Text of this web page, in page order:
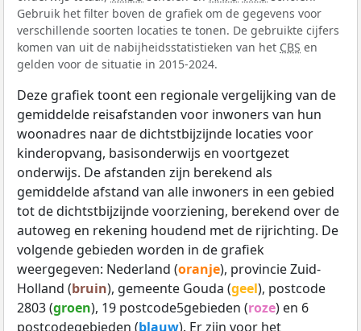
Gebruik het filter boven de grafiek om de gegevens voor
verschillende soorten locaties te tonen. De gebruikte cijfers
komen van uit de nabijheidsstatistieken van het CBS en
gelden voor de situatie in 2015-2024.
Deze grafiek toont een regionale vergelijking van de
gemiddelde reisafstanden voor inwoners van hun
woonadres naar de dichtstbijzijnde locaties voor
kinderopvang, basisonderwijs en voortgezet
onderwijs. De afstanden zijn berekend als
gemiddelde afstand van alle inwoners in een gebied
tot de dichtstbijzijnde voorziening, berekend over de
autoweg en rekening houdend met de rijrichting. De
volgende gebieden worden in de grafiek
weergegeven: Nederland (oranje), provincie Zuid-
Holland (bruin), gemeente Gouda (geel), postcode
2803 (groen), 19 postcode5gebieden (roze) en 6
postcodegebieden (blauw). Er zijn voor het